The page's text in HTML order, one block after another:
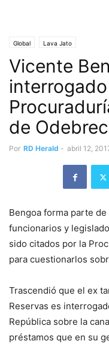
Global Lava Jato
Vicente
de
Por RD Herald - abril 12,
Bengoa forma parte
funcionarios y
sido citados por la
para cuestionarlos
Trascendió que el ex
Reservas es
República sobre la
préstamos que en su